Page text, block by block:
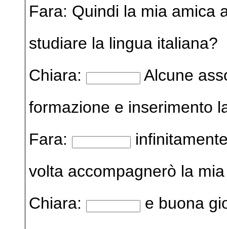
Fara: Quindi la mia amica
studiare la lingua italiana?
Chiara:
Alcune
formazione e inserimento
Fara:
volta accompagnerò la
Chiara:
e buona